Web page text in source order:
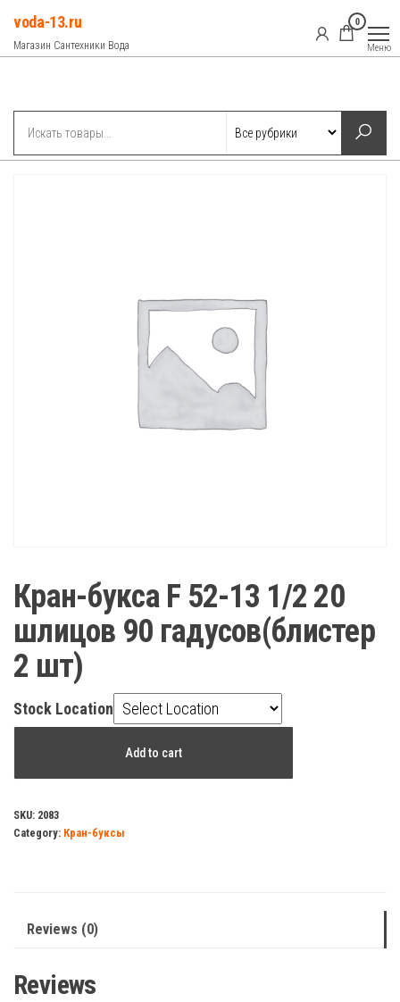
Перейти
содержимому
voda-13.ru
Магазин Сантехники Вода
0
Меню
Кран-букса F 52-13 1/2 20
шлицов 90 гадусов(блистер
2 шт)
Stock Location
52-
13
90
2
Add to cart
SKU: 2083
Category: Кран-буксы
Reviews (0)
Reviews